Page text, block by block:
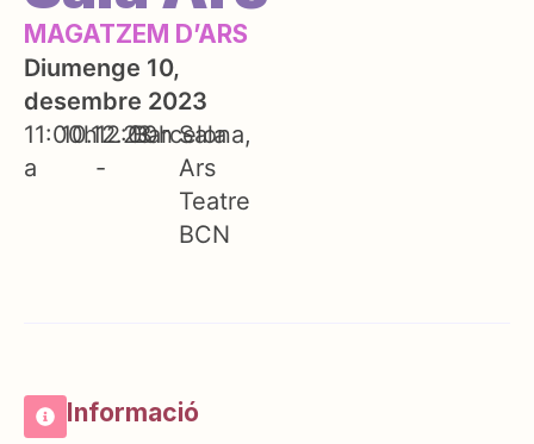
MAGATZEM D’ARS
Diumenge 10,
desembre 2023
11:00h
a
10.12.23
12:00h
-
Barcelona
Sala
Ars
Teatre
BCN
Informació